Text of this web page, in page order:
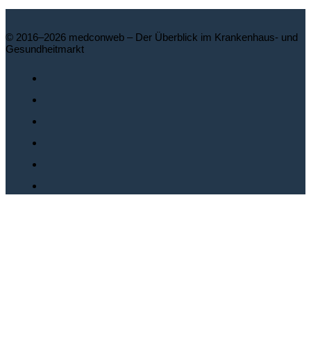
© 2016–2026 medconweb – Der Überblick im Krankenhaus- und
Gesundheitmarkt